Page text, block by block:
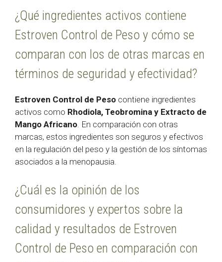
¿Qué ingredientes activos contiene
Estroven Control de Peso y cómo se
comparan con los de otras marcas en
términos de seguridad y efectividad?
Estroven Control de Peso contiene ingredientes
activos como Rhodiola, Teobromina y Extracto de
Mango Africano . En comparación con otras
marcas, estos ingredientes son seguros y efectivos
en la regulación del peso y la gestión de los síntomas
asociados a la menopausia.
¿Cuál es la opinión de los
consumidores y expertos sobre la
calidad y resultados de Estroven
Control de Peso en comparación con